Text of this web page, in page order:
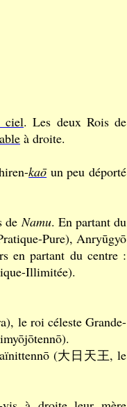
ciel. Les deux Rois de
à droite.
kaōun peu déporté
deNamu. En partant du
Pure), Anryūgyō
en partant du centre :
Illimitée).
le roi céleste Grande-
(大日天王, le